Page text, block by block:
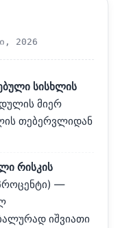
2026
სისხლის
მიერ
თებერვლიდან
რისკის
—
იშვიათი